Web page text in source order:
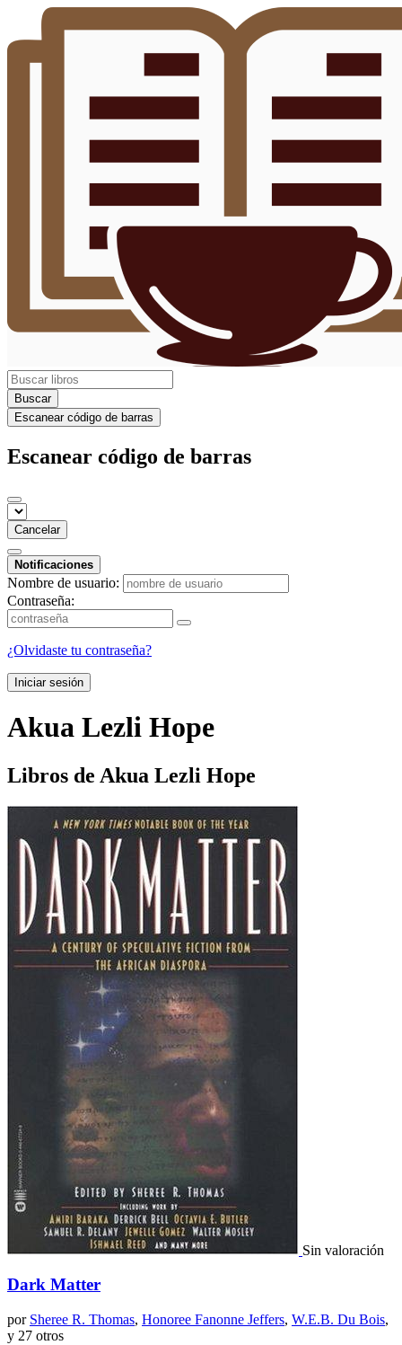
Buscar
Escanear código de barras
Escanear código de barras
Cancelar
Notificaciones
Nombre de usuario:
Contraseña:
¿Olvidaste tu contraseña?
Iniciar sesión
Akua Lezli Hope
Libros de Akua Lezli Hope
Sin valoración
Dark Matter
por Sheree R. Thomas, Honoree Fanonne Jeffers, W.E.B. Du Bois,
y 27 otros